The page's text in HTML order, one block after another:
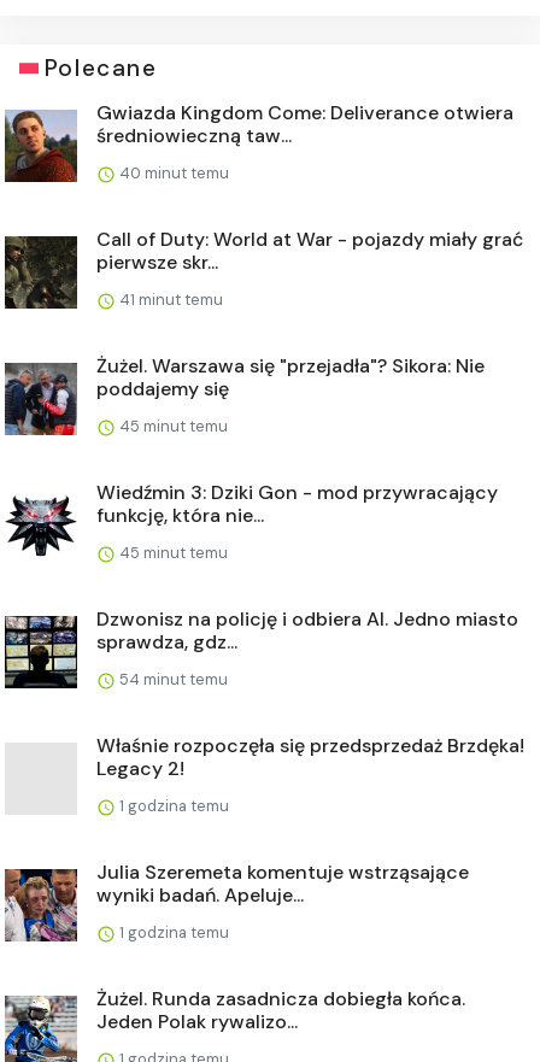
Polecane
Gwiazda Kingdom Come: Deliverance otwiera
średniowieczną taw...
40 minut temu
Call of Duty: World at War - pojazdy miały grać
pierwsze skr...
41 minut temu
Żużel. Warszawa się "przejadła"? Sikora: Nie
poddajemy się
45 minut temu
Wiedźmin 3: Dziki Gon - mod przywracający
funkcję, która nie...
45 minut temu
Dzwonisz na policję i odbiera AI. Jedno miasto
sprawdza, gdz...
54 minut temu
Właśnie rozpoczęła się przedsprzedaż Brzdęka!
Legacy 2!
1 godzina temu
Julia Szeremeta komentuje wstrząsające
wyniki badań. Apeluje...
1 godzina temu
Żużel. Runda zasadnicza dobiegła końca.
Jeden Polak rywalizo...